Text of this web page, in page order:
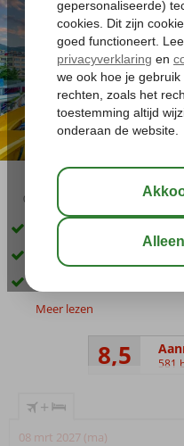
03:45
Dicht bij het strand en het
Zwembad met glijbanen
Meer lezen
8,5 581
+
08 mrt 2027 (ma)